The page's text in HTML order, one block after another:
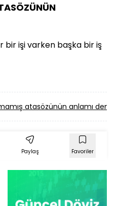
bir işi varken başka bir iş
atasözünün anlamı
Paylaş Favoriler